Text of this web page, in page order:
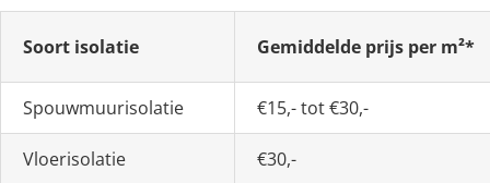
Soort isolatie Gemiddelde prijs per m²*
Spouwmuurisolatie €15,- tot €30,-
Vloerisolatie €30,-